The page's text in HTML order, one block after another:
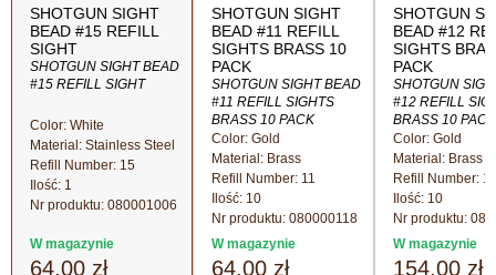
SHOTGUN SIGHT
BEAD #15 REFILL
SIGHT
SHOTGUN SIGHT BEAD
#15 REFILL SIGHT
Color: White
Material: Stainless Steel
Refill Number: 15
Ilość: 1
Nr produktu: 080001006
W magazynie
64,00 zł
SHOTGUN SIGHT
BEAD #11 REFILL
SIGHTS BRASS 10
PACK
SHOTGUN SIGHT BEAD
#11 REFILL SIGHTS
BRASS 10 PACK
Color: Gold
Material: Brass
Refill Number: 11
Ilość: 10
Nr produktu: 080000118
W magazynie
64,00 zł
SHOTGUN
BEAD #12
SIGHTS
PACK
SHOTGUN
#12 REFILL
BRASS 10 PACK
Color: Gold
Material: Brass
Refill Number:
Ilość: 10
Nr produktu:
W magazynie
154,00 zł